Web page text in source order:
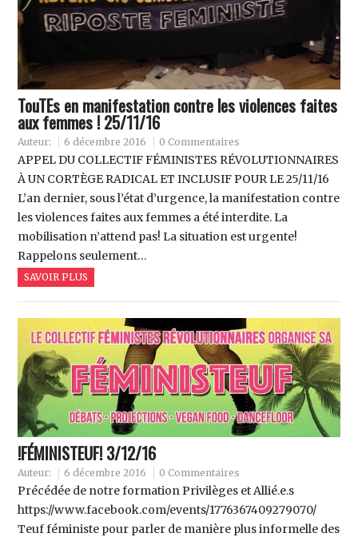
TouTEs en manifestation contre les violences faites
aux femmes ! 25/11/16
Auteur: 6 décembre 2016 0 Commentaires
APPEL DU COLLECTIF FÉMINISTES RÉVOLUTIONNAIRES
À UN CORTÈGE RADICAL ET INCLUSIF POUR LE 25/11/16
L’an dernier, sous l’état d’urgence, la manifestation contre
les violences faites aux femmes a été interdite. La
mobilisation n’attend pas! La situation est urgente!
Rappelons seulement…
SAVOIR PLUS
!FÉMINISTEUF! 3/12/16
Auteur: 6 décembre 2016 0 Commentaires
Précédée de notre formation Privilèges et Allié.e.s
https://www.facebook.com/events/1776367409279070/
Teuf féministe pour parler de manière plus informelle des